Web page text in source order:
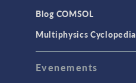
Blog COMSOL
Multiphysics Cyclopedia
Evenements